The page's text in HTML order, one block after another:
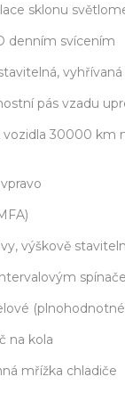
sklonu
denním svícením
vyhřívaná
pás vzadu
vozidla 30000 km
výškově
na kola
mřížka chladiče